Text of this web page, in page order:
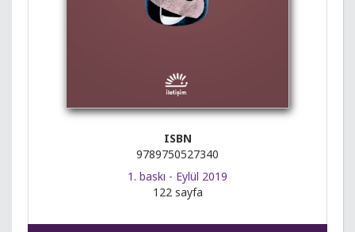
ISBN
9789750527340
1. baskı - Eylül 2019
122 sayfa